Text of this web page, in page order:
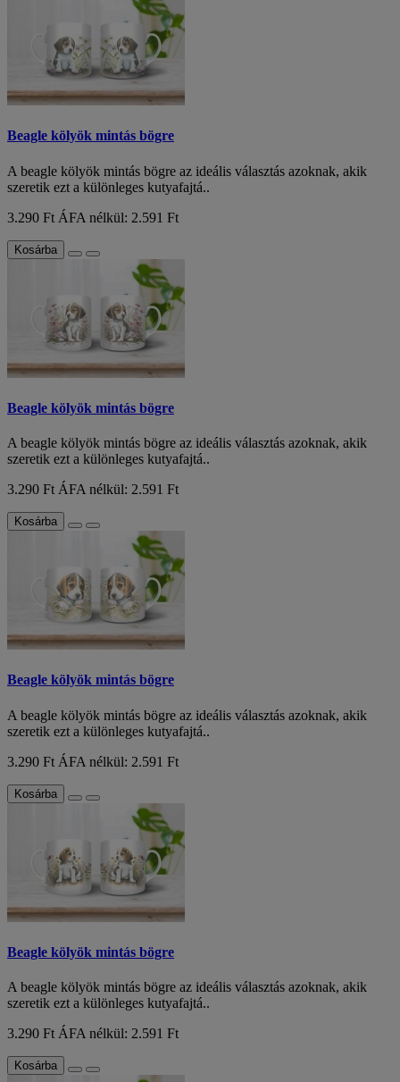
Beagle kölyök mintás bögre
A beagle kölyök mintás bögre az ideális választás azoknak, akik
szeretik ezt a különleges kutyafajtá..
3.290 Ft ÁFA nélkül: 2.591 Ft
Kosárba
Beagle kölyök mintás bögre
A beagle kölyök mintás bögre az ideális választás azoknak, akik
szeretik ezt a különleges kutyafajtá..
3.290 Ft ÁFA nélkül: 2.591 Ft
Kosárba
Beagle kölyök mintás bögre
A beagle kölyök mintás bögre az ideális választás azoknak, akik
szeretik ezt a különleges kutyafajtá..
3.290 Ft ÁFA nélkül: 2.591 Ft
Kosárba
Beagle kölyök mintás bögre
A beagle kölyök mintás bögre az ideális választás azoknak, akik
szeretik ezt a különleges kutyafajtá..
3.290 Ft ÁFA nélkül: 2.591 Ft
Kosárba